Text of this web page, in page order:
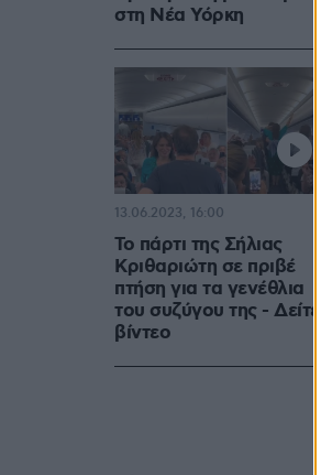
στη Νέα Υόρκη
Το πάρτι της Σήλιας
Κριθαριώτη σε πριβέ
πτήση για τα γενέθλια
του συζύγου της - Δείτε
βίντεο
13.06.2023, 16:00